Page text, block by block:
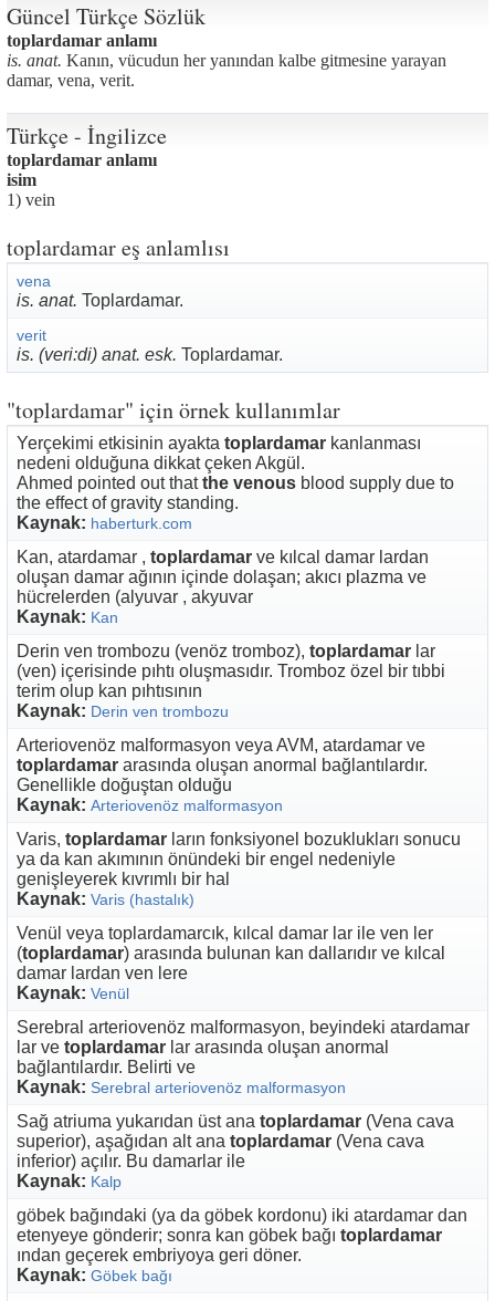
Güncel Türkçe Sözlük
toplardamar anlamı
is. anat. Kanın, vücudun her yanından kalbe gitmesine yarayan
damar, vena, verit.
Türkçe - İngilizce
toplardamar anlamı
isim
1) vein
toplardamar eş anlamlısı
vena
is. anat. Toplardamar.
verit
is. (veri:di) anat. esk. Toplardamar.
"toplardamar" için örnek kullanımlar
Yerçekimi etkisinin ayakta toplardamar kanlanması
nedeni olduğuna dikkat çeken Akgül.
Ahmed pointed out thatthe venous blood supply due to
the effect of gravity standing.
Kaynak: haberturk.com
Kan, atardamar , toplardamar ve kılcal damar lardan
oluşan damar ağının içinde dolaşan; akıcı plazma ve
hücrelerden (alyuvar , akyuvar
Kaynak: Kan
Derin ven trombozu (venöz tromboz), toplardamar lar
(ven) içerisinde pıhtı oluşmasıdır. Tromboz özel bir tıbbi
terim olup kan pıhtısının
Kaynak: Derin ven trombozu
Arteriovenöz malformasyon veya AVM, atardamar ve
toplardamar arasında oluşan anormal bağlantılardır.
Genellikle doğuştan olduğu
Kaynak: Arteriovenöz malformasyon
Varis, toplardamar ların fonksiyonel bozuklukları sonucu
ya da kan akımının önündeki bir engel nedeniyle
genişleyerek kıvrımlı bir hal
Kaynak: Varis (hastalık)
Venül veya toplardamarcık, kılcal damar lar ile ven ler
(toplardamar) arasında bulunan kan dallarıdır ve kılcal
damar lardan ven lere
Kaynak: Venül
Serebral arteriovenöz malformasyon, beyindeki atardamar
lar ve toplardamar lar arasında oluşan anormal
bağlantılardır. Belirti ve
Kaynak: Serebral arteriovenöz malformasyon
Sağ atriuma yukarıdan üst ana toplardamar (Vena cava
superior), aşağıdan alt ana toplardamar (Vena cava
inferior) açılır. Bu damarlar ile
Kaynak: Kalp
göbek bağındaki (ya da göbek kordonu) iki atardamar dan
etenyeye gönderir; sonra kan göbek bağı toplardamar
ından geçerek embriyoya geri döner.
Kaynak: Göbek bağı